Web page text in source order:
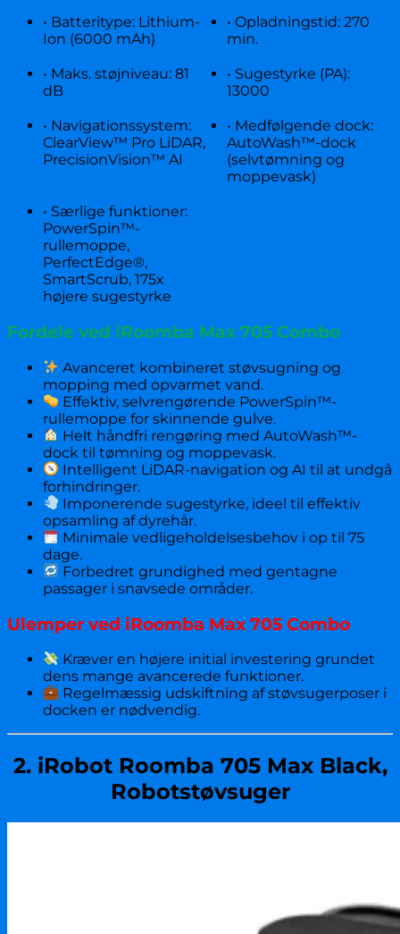
• Batteritype: Lithium-
Ion (6000 mAh)
• Opladningstid: 270
min.
• Maks. støjniveau: 81
dB
• Sugestyrke (PA):
13000
• Navigationssystem:
ClearView™ Pro LiDAR,
PrecisionVision™ AI
• Medfølgende dock:
AutoWash™-dock
(selvtømning og
moppevask)
• Særlige funktioner:
PowerSpin™-
rullemoppe,
PerfectEdge®,
SmartScrub, 175x
højere sugestyrke
Fordele ved iRoomba Max 705 Combo
Avanceret kombineret støvsugning og
mopping med opvarmet vand.
Effektiv, selvrengørende PowerSpin™-
rullemoppe for skinnende gulve.
Helt håndfri rengøring med AutoWash™-
dock til tømning og moppevask.
Intelligent LiDAR-navigation og AI til at undgå
forhindringer.
Imponerende sugestyrke, ideel til effektiv
opsamling af dyrehår.
Minimale vedligeholdelsesbehov i op til 75
dage.
Forbedret grundighed med gentagne
passager i snavsede områder.
Ulemper ved iRoomba Max 705 Combo
Kræver en højere initial investering grundet
dens mange avancerede funktioner.
Regelmæssig udskiftning af støvsugerposer i
docken er nødvendig.
2. iRobot Roomba 705 Max Black,
Robotstøvsuger